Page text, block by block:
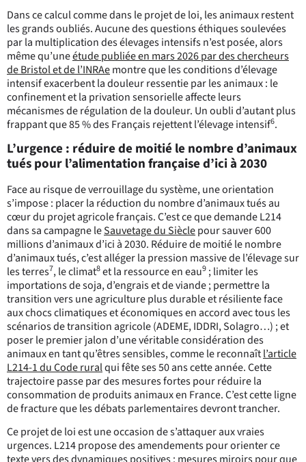
Dans ce calcul comme dans le projet de loi, les animaux restent
les grands oubliés. Aucune des questions éthiques soulevées
par la multiplication des élevages intensifs n’est posée, alors
même qu’uneétude publiée en mars 2026 par des chercheurs
de Bristol et de l’INRAemontre que les conditions d’élevage
intensif exacerbent la douleur ressentie par les animaux : le
confinement et la privation sensorielle affecte leurs
mécanismes de régulation de la douleur. Un oubli d’autant plus
frappant que 85 % des Français rejettent l’élevage intensif6.
L’urgence : réduire de moitié le nombre d’animaux
tués pour l’alimentation française d’ici à 2030
Face au risque de verrouillage du système, une orientation
s’impose : placer la réduction du nombre d’animaux tués au
cœur du projet agricole français. C’est ce que demande L214
dans sa campagne leSauvetage du Sièclepour sauver 600
millions d’animaux d’ici à 2030. Réduire de moitié le nombre
d’animaux tués, c’est alléger la pression massive de l’élevage sur
les terres7, le climat8et la ressource en eau9 ; limiter les
importations de soja, d’engrais et de viande ; permettre la
transition vers une agriculture plus durable et résiliente face
aux chocs climatiques et économiques en accord avec tous les
scénarios de transition agricole (ADEME, IDDRI, Solagro…) ; et
poser le premier jalon d’une véritable considération des
animaux en tant qu’êtres sensibles, comme le reconnaîtl’article
L214-1 du Code ruralqui fête ses 50 ans cette année. Cette
trajectoire passe par des mesures fortes pour réduire la
consommation de produits animaux en France. C’est cette ligne
de fracture que les débats parlementaires devront trancher.
Ce projet de loi est une occasion de s’attaquer aux vraies
urgences. L214 propose des amendements pour orienter ce